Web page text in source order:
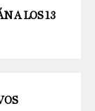
A LOS 13